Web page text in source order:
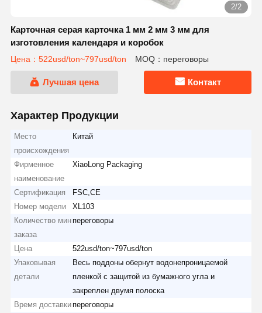
2/2
Карточная серая карточка 1 мм 2 мм 3 мм для
изготовления календаря и коробок
Цена：522usd/ton~797usd/ton MOQ：переговоры
Лучшая цена Контакт
Характер Продукции
Место
происхождения
Китай
Фирменное
наименование
XiaoLong Packaging
Сертификация
FSC,CE
Номер модели
XL103
Количество мин
заказа
переговоры
Цена
522usd/ton~797usd/ton
Упаковывая
детали
Весь поддоны обернут водонепроницаемой
пленкой с защитой из бумажного угла и
закреплен двумя полоска
Время доставки переговоры